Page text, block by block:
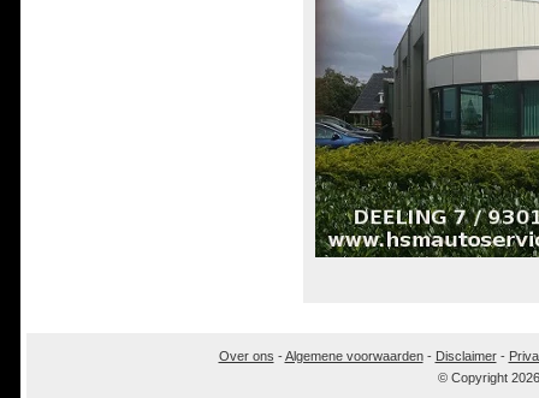
Over ons -Algemene voorwaarden- Disclaimer-
© Copyright